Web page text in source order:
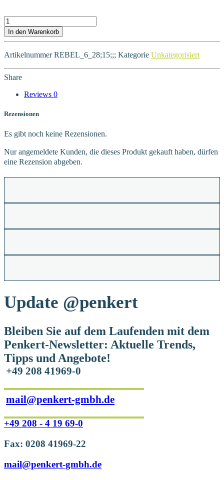
Produkt Menge
In den Warenkorb
Artikelnummer REBEL_6_28;15;;; Kategorie Unkategorisiert
Share
Reviews 0
Rezensionen
Es gibt noch keine Rezensionen.
Nur angemeldete Kunden, die dieses Produkt gekauft haben, dürfen
eine Rezension abgeben.
Update @penkert
Bleiben Sie auf dem Laufenden mit dem
Penkert-Newsletter: Aktuelle Trends,
Tipps und Angebote!
+49 208 41969-0
mail@penkert-gmbh.de
+49 208 - 4 19 69-0
Fax: 0208 41969-22
mail@penkert-gmbh.de